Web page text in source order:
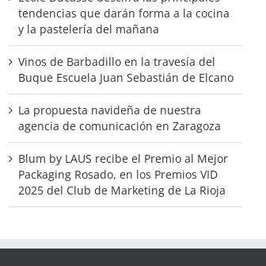
tendencias que darán forma a la cocina
y la pastelería del mañana
Vinos de Barbadillo en la travesía del
Buque Escuela Juan Sebastián de Elcano
La propuesta navideña de nuestra
agencia de comunicación en Zaragoza
Blum by LAUS recibe el Premio al Mejor
Packaging Rosado, en los Premios VID
2025 del Club de Marketing de La Rioja